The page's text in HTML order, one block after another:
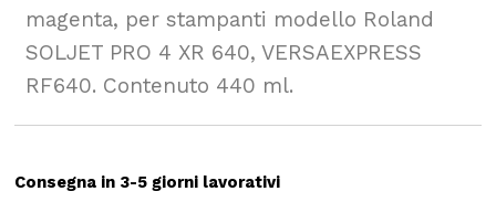
magenta, per stampanti modello Roland
SOLJET PRO 4 XR 640, VERSAEXPRESS
RF640. Contenuto 440 ml.
Consegna in 3-5 giorni lavorativi